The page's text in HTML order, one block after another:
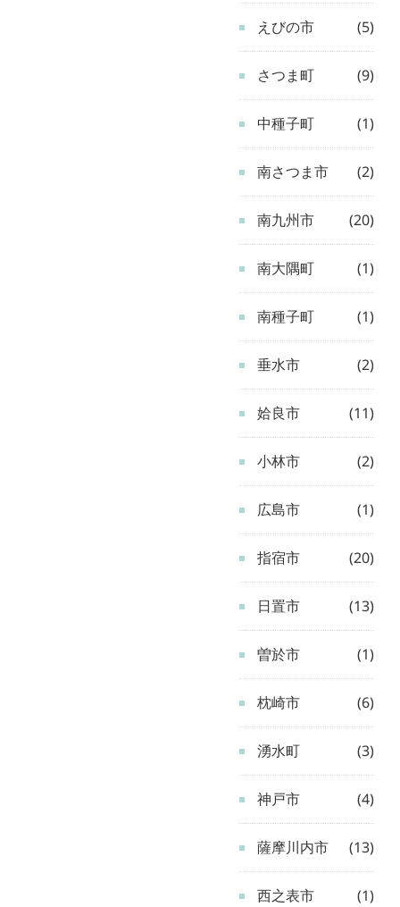
えびの市 (5)
さつま町 (9)
中種子町 (1)
南さつま市 (2)
南九州市 (20)
南大隅町 (1)
南種子町 (1)
垂水市 (2)
姶良市 (11)
小林市 (2)
広島市 (1)
指宿市 (20)
日置市 (13)
曽於市 (1)
枕崎市 (6)
湧水町 (3)
神戸市 (4)
薩摩川内市 (13)
西之表市 (1)